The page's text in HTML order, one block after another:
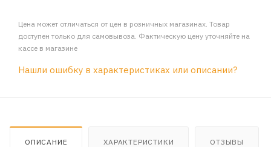
Цена может отличаться от цен в розничных магазинах. Товар
доступен только для самовывоза. Фактическую цену уточняйте на
кассе в магазине
Нашли ошибку в характеристиках или описании?
ОПИСАНИЕ ХАРАКТЕРИСТИКИ ОТЗЫВЫ